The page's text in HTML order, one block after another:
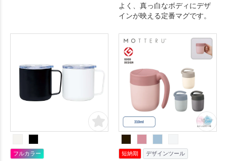
長持ち。
よく、真っ白なボディにデザ
インが映える定番マグです。
フルカラー 短納期 デザインツール